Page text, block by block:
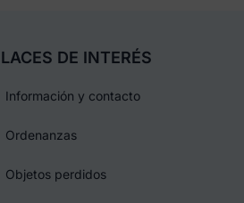
DE INTERÉS
Información y contacto
Ordenanzas
Objetos perdidos